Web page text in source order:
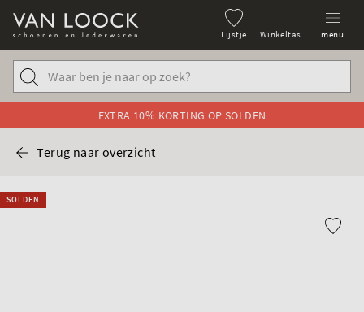
Lijstje Winkeltas menu
EXTRA 10% KORTING OP SOLDEN
Terug naar overzicht
SOLDEN